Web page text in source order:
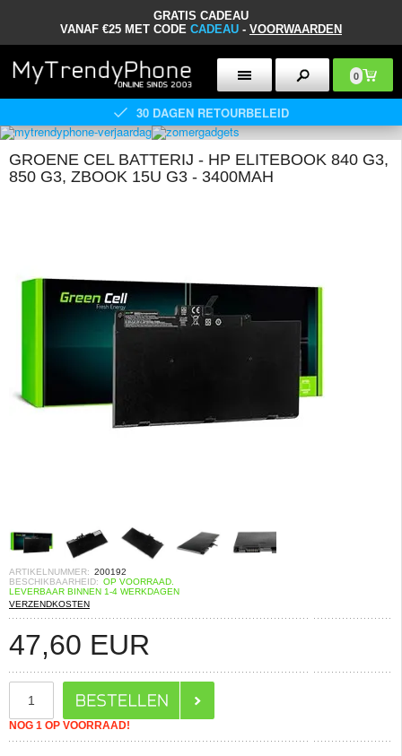
GRATIS CADEAU
VANAF €25 MET CODE CADEAU - VOORWAARDEN
0
30 DAGEN RETOURBELEID
GROENE CEL BATTERIJ - HP ELITEBOOK 840 G3,
850 G3, ZBOOK 15U G3 - 3400MAH
ARTIKELNUMMER: 200192
BESCHIKBAARHEID: OP VOORRAAD.
LEVERBAAR BINNEN 1-4 WERKDAGEN
VERZENDKOSTEN
47,60 EUR
NOG 1 OP VOORRAAD!